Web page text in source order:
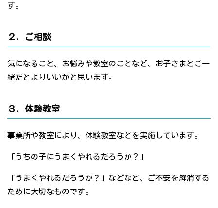
す。
２．ご相談
気になること、お悩みや教室のことなど、お子さまとご一
緒だとよりいいかと思います。
３．体験教室
事業所や教室により、体験教室などを実施しています。
「うちの子にうまくやれるだろうか？」
「うまくやれるだろうか？」などなど、ご不安を解消する
ために大切なものです。